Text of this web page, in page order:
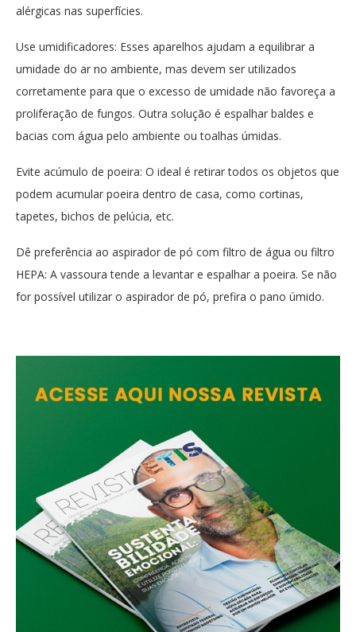
alérgicas nas superfícies.
Use umidificadores: Esses aparelhos ajudam a equilibrar a
umidade do ar no ambiente, mas devem ser utilizados
corretamente para que o excesso de umidade não favoreça a
proliferação de fungos. Outra solução é espalhar baldes e
bacias com água pelo ambiente ou toalhas úmidas.
Evite acúmulo de poeira: O ideal é retirar todos os objetos que
podem acumular poeira dentro de casa, como cortinas,
tapetes, bichos de pelúcia, etc.
Dê preferência ao aspirador de pó com filtro de água ou filtro
HEPA: A vassoura tende a levantar e espalhar a poeira. Se não
for possível utilizar o aspirador de pó, prefira o pano úmido.